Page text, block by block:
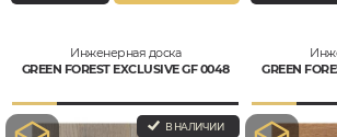
Инженерная доска
GREEN FOREST EXCLUSIVE GF 0048
В НАЛИЧИИ
GREEN